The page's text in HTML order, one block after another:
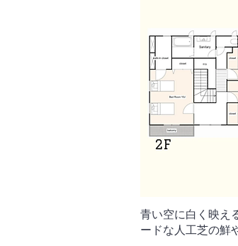
青い空に白く映え
ードな人工芝の鮮